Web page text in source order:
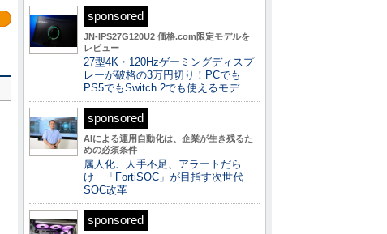
sponsored
JN-IPS27G120U2 価格.com限定モデルを
レビュー
27型4K・120Hzゲーミングディスプ
レーが破格の3万円切り！PCでも
PS5でもSwitch 2でも使えるモデ…
sponsored
AIによる運用自動化は、企業が生き残るた
めの必須条件
属人化、人手不足、アラートだら
け 「FortiSOC」が目指す次世代
SOC改革
sponsored